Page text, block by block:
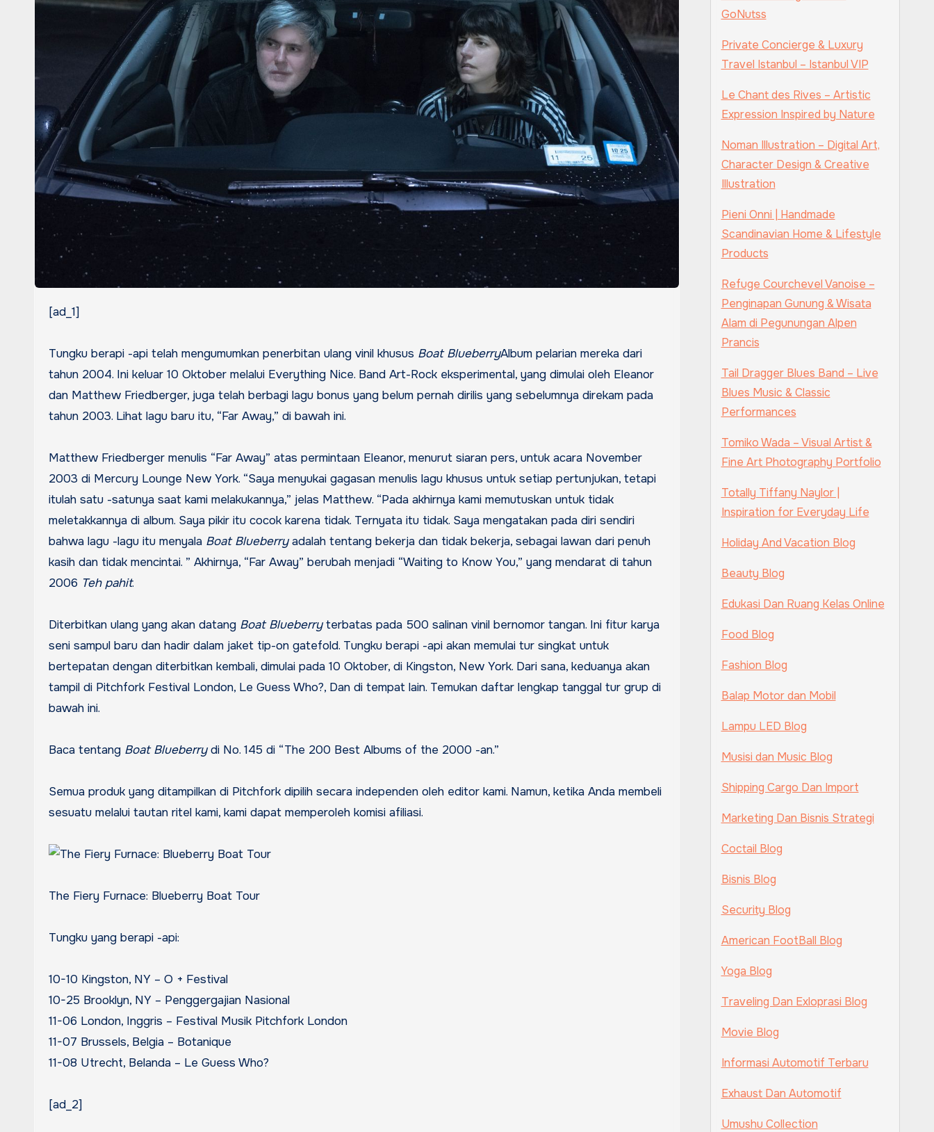
[ad_1]
Tungku berapi -api telah mengumumkan penerbitan ulang vinil khusus Boat BlueberryAlbum pelarian mereka dari
tahun 2004. Ini keluar 10 Oktober melalui Everything Nice. Band Art-Rock eksperimental, yang dimulai oleh Eleanor
dan Matthew Friedberger, juga telah berbagi lagu bonus yang belum pernah dirilis yang sebelumnya direkam pada
tahun 2003. Lihat lagu baru itu, “Far Away,” di bawah ini.
Matthew Friedberger menulis “Far Away” atas permintaan Eleanor, menurut siaran pers, untuk acara November
2003 di Mercury Lounge New York. “Saya menyukai gagasan menulis lagu khusus untuk setiap pertunjukan, tetapi
itulah satu -satunya saat kami melakukannya,” jelas Matthew. “Pada akhirnya kami memutuskan untuk tidak
meletakkannya di album. Saya pikir itu cocok karena tidak. Ternyata itu tidak. Saya mengatakan pada diri sendiri
bahwa lagu -lagu itu menyala Boat Blueberryadalah tentang bekerja dan tidak bekerja, sebagai lawan dari penuh
kasih dan tidak mencintai. ” Akhirnya, “Far Away” berubah menjadi “Waiting to Know You,” yang mendarat di tahun
2006 Teh pahit.
Diterbitkan ulang yang akan datang Boat Blueberryterbatas pada 500 salinan vinil bernomor tangan. Ini fitur karya
seni sampul baru dan hadir dalam jaket tip-on gatefold. Tungku berapi -api akan memulai tur singkat untuk
bertepatan dengan diterbitkan kembali, dimulai pada 10 Oktober, di Kingston, New York. Dari sana, keduanya akan
tampil di Pitchfork Festival London, Le Guess Who?, Dan di tempat lain. Temukan daftar lengkap tanggal tur grup di
bawah ini.
Baca tentang Boat Blueberrydi No. 145 di “The 200 Best Albums of the 2000 -an.”
Semua produk yang ditampilkan di Pitchfork dipilih secara independen oleh editor kami. Namun, ketika Anda membeli
sesuatu melalui tautan ritel kami, kami dapat memperoleh komisi afiliasi.
The Fiery Furnace: Blueberry Boat Tour
Tungku yang berapi -api:
10-10 Kingston, NY – O + Festival
10-25 Brooklyn, NY – Penggergajian Nasional
11-06 London, Inggris – Festival Musik Pitchfork London
11-07 Brussels, Belgia – Botanique
11-08 Utrecht, Belanda – Le Guess Who?
[ad_2]
GoNutss
Private Concierge & Luxury
Travel Istanbul – Istanbul VIP
Le Chant des Rives – Artistic
Expression Inspired by Nature
Noman Illustration – Digital Art,
Character Design & Creative
Illustration
Pieni Onni | Handmade
Scandinavian Home & Lifestyle
Products
Refuge Courchevel Vanoise –
Penginapan Gunung & Wisata
Alam di Pegunungan Alpen
Prancis
Tail Dragger Blues Band – Live
Blues Music & Classic
Performances
Tomiko Wada – Visual Artist &
Fine Art Photography Portfolio
Totally Tiffany Naylor |
Inspiration for Everyday Life
Holiday And Vacation Blog
Beauty Blog
Edukasi Dan Ruang Kelas Online
Food Blog
Fashion Blog
Balap Motor dan Mobil
Lampu LED Blog
Musisi dan Music Blog
Shipping Cargo Dan Import
Marketing Dan Bisnis Strategi
Coctail Blog
Bisnis Blog
Security Blog
American FootBall Blog
Yoga Blog
Traveling Dan Exloprasi Blog
Movie Blog
Informasi Automotif Terbaru
Exhaust Dan Automotif
Umushu Collection